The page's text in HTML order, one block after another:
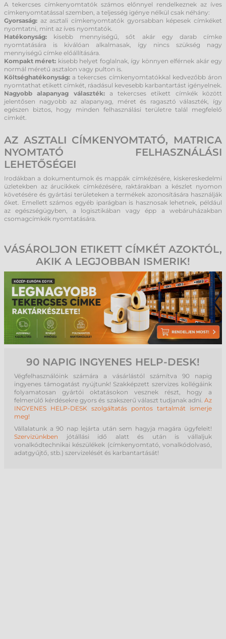
A tekercses címkenyomtatók számos előnnyel rendelkeznek az íves
címkenyomtatással szemben, a teljesség igénye nélkül csak néhány:
Gyorsaság: az asztali címkenyomtatók gyorsabban képesek címkéket
nyomtatni, mint az íves nyomtatók.
Hatékonyság: kisebb mennyiségű, sőt akár egy darab címke
nyomtatására is kiválóan alkalmasak, így nincs szükség nagy
mennyiségű címke előállítására.
Kompakt méret: kisebb helyet foglalnak, így könnyen elférnek akár egy
normál méretű asztalon vagy pulton is.
Költséghatékonyság: a tekercses címkenyomtatókkal kedvezőbb áron
nyomtathat etikett címkét, ráadásul kevesebb karbantartást igényelnek.
Nagyobb alapanyag választék:a tekercses etikett címkék között
jelentősen nagyobb az alapanyag, méret és ragasztó választék, így
egészen biztos, hogy minden felhasználási területre talál megfelelő
címkét.
AZ ASZTALI CÍMKENYOMTATÓ, MATRICA
NYOMTATÓ FELHASZNÁLÁSI
LEHETŐSÉGEI
Irodákban a dokumentumok és mappák címkézésére, kiskereskedelmi
üzletekben az árucikkek címkézésére, raktárakban a készlet nyomon
követésére és gyártási területeken a termékek azonosítására használják
őket. Emellett számos egyéb iparágban is hasznosak lehetnek, például
az egészségügyben, a logisztikában vagy épp a webáruházakban
csomagcímkék nyomtatására.
VÁSÁROLJON ETIKETT CÍMKÉT AZOKTÓL,
AKIK A LEGJOBBAN ISMERIK!
90 NAPIG INGYENES HELP-DESK!
Végfelhasználóink számára a vásárlástól számítva 90 napig
ingyenes támogatást nyújtunk! Szakképzett szervizes kollégáink
folyamatosan gyártói oktatásokon vesznek részt, hogy a
felmerülő kérdésekre gyors és szakszerű választ tudjanak adni. Az
INGYENES HELP-DESK szolgáltatás pontos tartalmát ismerje
meg!
Vállalatunk a 90 nap lejárta után sem hagyja magára ügyfeleit!
Szervizünkben jótállási idő alatt és után is vállaljuk
vonalkódtechnikai készülékek (címkenyomtató, vonalkódolvasó,
adatgyűjtő, stb.) szervizelését és karbantartását!